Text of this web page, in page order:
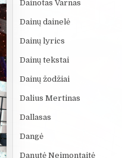
Dainotas Varnas
Dainų dainelė
Dainų lyrics
Dainų tekstai
Dainų žodžiai
Dalius Mertinas
Dallasas
Dangė
Danutė Neimontaitė